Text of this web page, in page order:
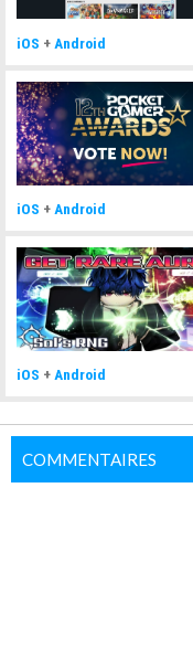
iOS + Android
iOS + Android
iOS + Android
COMMENTAIRES